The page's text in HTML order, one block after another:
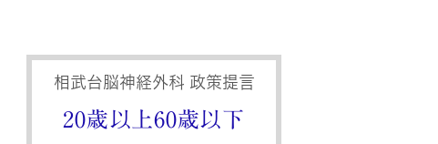
相武台脳神経外科 政策提言
20歳以上60歳以下